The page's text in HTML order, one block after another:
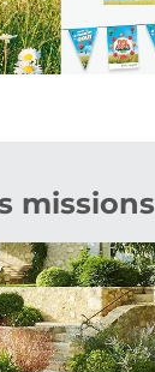
missions